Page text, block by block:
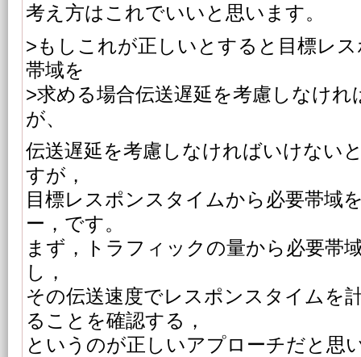
考え方はこれでいいと思います。
>もしこれが正しいとすると目標レ
帯域を
>求める場合伝送遅延を考慮しなけ
が、
伝送遅延を考慮しなければいけない
すが，
目標レスポンスタイムから必要帯域
ー，です。
まず，トラフィックの量から必要帯
し，
その伝送速度でレスポンスタイムを
ることを確認する，
というのが正しいアプローチだと思